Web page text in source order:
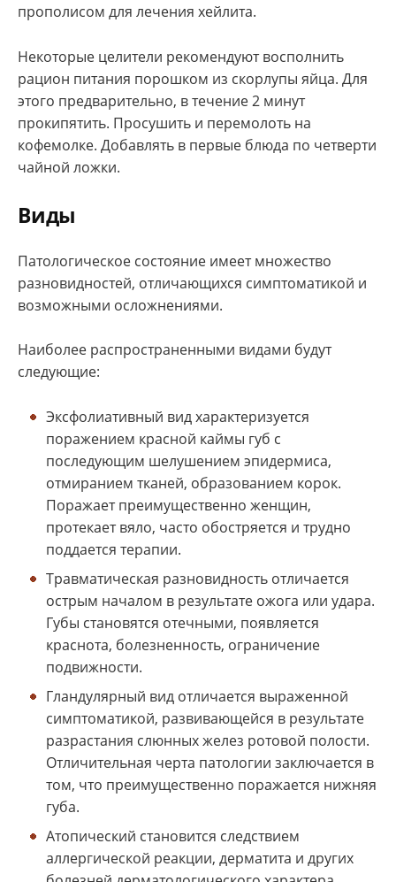
прополисом для лечения хейлита.
Некоторые целители рекомендуют восполнить
рацион питания порошком из скорлупы яйца. Для
этого предварительно, в течение 2 минут
прокипятить. Просушить и перемолоть на
кофемолке. Добавлять в первые блюда по четверти
чайной ложки.
Виды
Патологическое состояние имеет множество
разновидностей, отличающихся симптоматикой и
возможными осложнениями.
Наиболее распространенными видами будут
следующие:
Эксфолиативный вид характеризуется
поражением красной каймы губ с
последующим шелушением эпидермиса,
отмиранием тканей, образованием корок.
Поражает преимущественно женщин,
протекает вяло, часто обостряется и трудно
поддается терапии.
Травматическая разновидность отличается
острым началом в результате ожога или удара.
Губы становятся отечными, появляется
краснота, болезненность, ограничение
подвижности.
Гландулярный вид отличается выраженной
симптоматикой, развивающейся в результате
разрастания слюнных желез ротовой полости.
Отличительная черта патологии заключается в
том, что преимущественно поражается нижняя
губа.
Атопический становится следствием
аллергической реакции, дерматита и других